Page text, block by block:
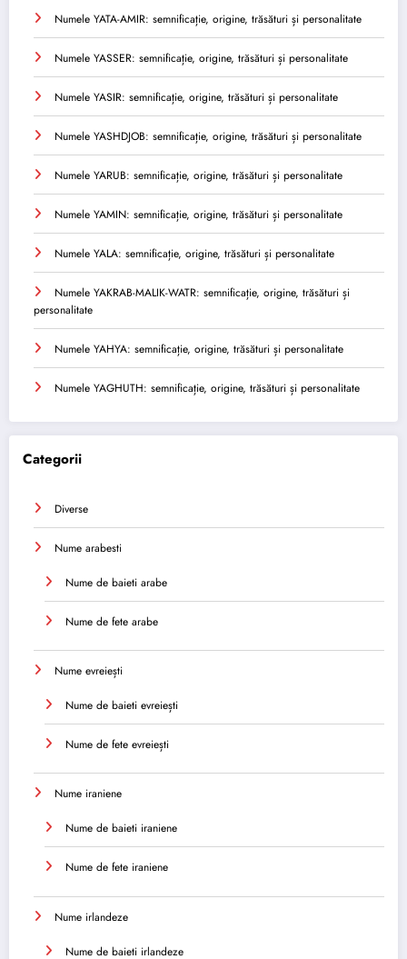
Numele YATA-AMIR: semnificație, origine, trăsături și personalitate
Numele YASSER: semnificație, origine, trăsături și personalitate
Numele YASIR: semnificație, origine, trăsături și personalitate
Numele YASHDJOB: semnificație, origine, trăsături și personalitate
Numele YARUB: semnificație, origine, trăsături și personalitate
Numele YAMIN: semnificație, origine, trăsături și personalitate
Numele YALA: semnificație, origine, trăsături și personalitate
Numele YAKRAB-MALIK-WATR: semnificație, origine, trăsături și
personalitate
Numele YAHYA: semnificație, origine, trăsături și personalitate
Numele YAGHUTH: semnificație, origine, trăsături și personalitate
Categorii
Diverse
Nume arabesti
Nume de baieti arabe
Nume de fete arabe
Nume evreiești
Nume de baieti evreiești
Nume de fete evreiești
Nume iraniene
Nume de baieti iraniene
Nume de fete iraniene
Nume irlandeze
Nume de baieti irlandeze